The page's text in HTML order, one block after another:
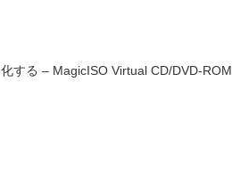
する – MagicISO Virtual CD/DVD-ROM